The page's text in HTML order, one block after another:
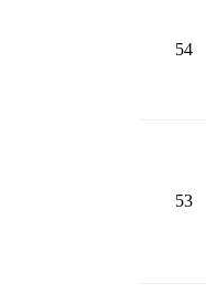
54
53